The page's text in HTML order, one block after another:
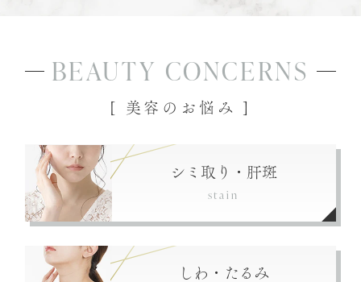
BEAUTY CONCERNS
[ 美容のお悩み ]
シミ取り・肝斑
stain
しわ・たるみ